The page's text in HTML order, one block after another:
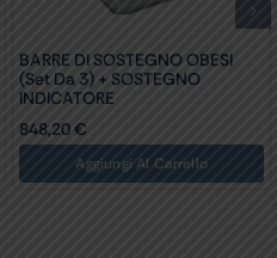
BARRE DI SOSTEGNO OBESI
(set Da 3) + SOSTEGNO
INDICATORE
848,20€
Aggiungi Al Carrello